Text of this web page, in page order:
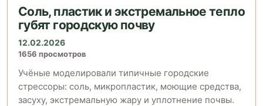
Соль, пластик и экстремальное тепло
губят городскую почву
12.02.2026
1656 просмотров
Учёные моделировали типичные городские
стрессоры: соль, микропластик, моющие средства,
засуху, экстремальную жару и уплотнение почвы.